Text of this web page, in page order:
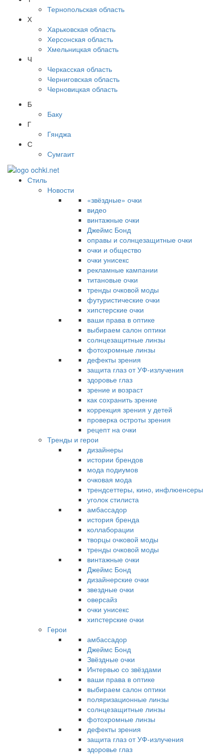
Тернопольская область
Х
Харьковская область
Херсонская область
Хмельницкая область
Ч
Черкасская область
Черниговская область
Черновицкая область
Б
Баку
Г
Гянджа
С
Сумгаит
Стиль
Новости
«звёздные» очки
видео
винтажные очки
Джеймс Бонд
оправы и солнцезащитные очки
очки и общество
очки унисекс
рекламные кампании
титановые очки
тренды очковой моды
футуристические очки
хипстерские очки
ваши права в оптике
выбираем салон оптики
солнцезащитные линзы
фотохромные линзы
дефекты зрения
защита глаз от УФ-излучения
здоровье глаз
зрение и возраст
как сохранить зрение
коррекция зрения у детей
проверка остроты зрения
рецепт на очки
Тренды и герои
дизайнеры
истории брендов
мода подиумов
очковая мода
трендсеттеры, кино, инфлюенсеры
уголок стилиста
амбассадор
история бренда
коллаборации
творцы очковой моды
тренды очковой моды
винтажные очки
Джеймс Бонд
дизайнерские очки
звездные очки
оверсайз
очки унисекс
хипстерские очки
Герои
амбассадор
Джеймс Бонд
Звёздные очки
Интервью со звёздами
ваши права в оптике
выбираем салон оптики
поляризационные линзы
солнцезащитные линзы
фотохромные линзы
дефекты зрения
защита глаз от УФ-излучения
здоровье глаз